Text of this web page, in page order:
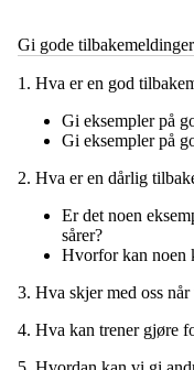
Gi gode tilbakemeldinger
1. Hva er en god
Gi eksempler på
Gi eksempler på
2. Hva er en dårlig
Er det noen
sårer?
Hvorfor kan noen
3. Hva skjer med oss
4. Hva kan trener gjøre